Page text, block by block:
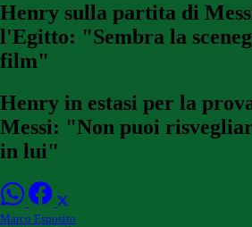
Henry sulla partita di
l'Egitto: "Sembra la
film"
Henry in estasi per la
Messi: "Non puoi
in lui"
Marco Esposito